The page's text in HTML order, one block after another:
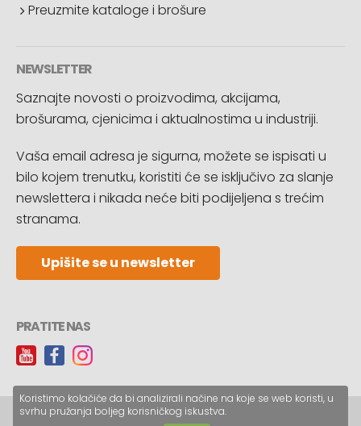
Preuzmite kataloge i brošure
NEWSLETTER
Saznajte novosti o proizvodima, akcijama,
brošurama, cjenicima i aktualnostima u industriji.
Vaša email adresa je sigurna, možete se ispisati u
bilo kojem trenutku, koristiti će se isključivo za slanje
newslettera i nikada neće biti podijeljena s trećim
stranama.
Upišite se u newsletter
PRATITE NAS
Koristimo kolačiće da bi analizirali načine na koje se web koristi, u
svrhu pružanja boljeg korisničkog iskustva.